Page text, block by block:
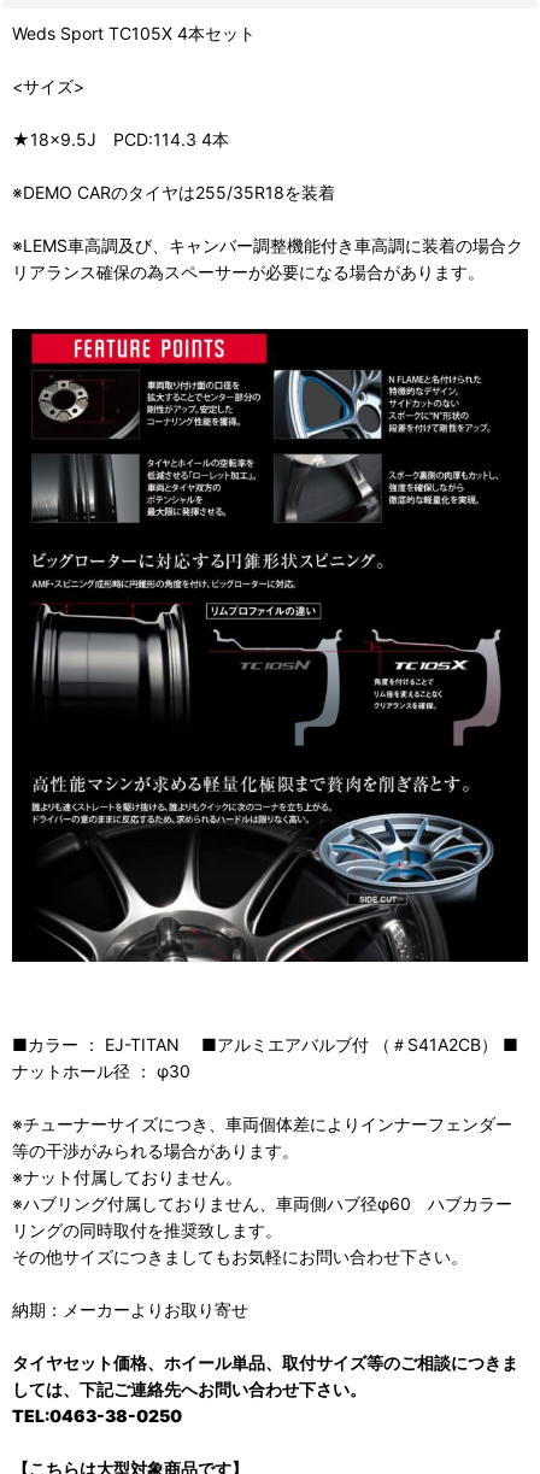
Weds Sport TC105X 4本セット
<サイズ>
★18×9.5J PCD:114.3 4本
※DEMO CARのタイヤは255/35R18を装着
※LEMS車高調及び、キャンバー調整機能付き車高調に装着の場合ク
リアランス確保の為スペーサーが必要になる場合があります。
■カラー ： EJ-TITAN ■アルミエアバルブ付 （＃S41A2CB） ■
ナットホール径 ： φ30
※チューナーサイズにつき、車両個体差によりインナーフェンダー
等の干渉がみられる場合があります。
※ナット付属しておりません。
※ハブリング付属しておりません、車両側ハブ径φ60 ハブカラー
リングの同時取付を推奨致します。
その他サイズにつきましてもお気軽にお問い合わせ下さい。
納期：メーカーよりお取り寄せ
タイヤセット価格、ホイール単品、取付サイズ等のご相談につきま
しては、下記ご連絡先へお問い合わせ下さい。
TEL:0463-38-0250
【こちらは大型対象商品です】